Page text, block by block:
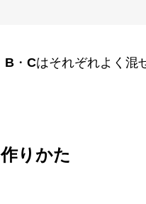
B ・ Cはそれぞれよく混
作りかた